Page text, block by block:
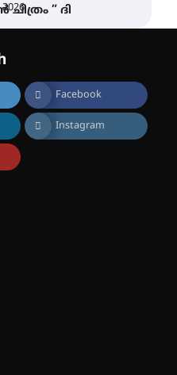
” ദി
ആഗസ്റ്റ് 7
സ്‌ക്രീൻ
കോളജ്
Facebook
Instagram